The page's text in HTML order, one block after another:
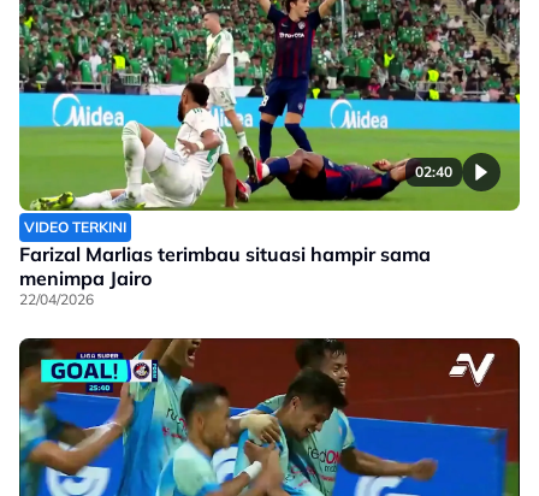
02:40
VIDEO TERKINI
Farizal Marlias terimbau situasi hampir sama
menimpa Jairo
22/04/2026